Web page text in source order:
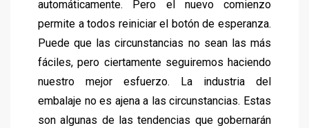
automáticamente. Pero el nuevo comienzo
permite a todos reiniciar el botón de esperanza.
Puede que las circunstancias no sean las más
fáciles, pero ciertamente seguiremos haciendo
nuestro mejor esfuerzo. La industria del
embalaje no es ajena a las circunstancias. Estas
son algunas de las tendencias que gobernarán